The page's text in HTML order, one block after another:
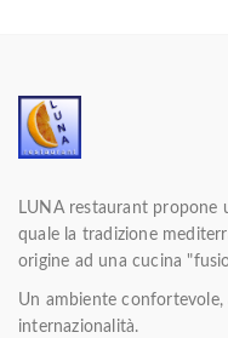
LUNA restaurant propone
quale la tradizione
origine ad una cucina
Un ambiente
internazionalità.